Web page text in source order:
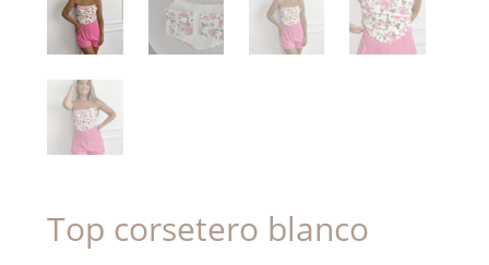
Top corsetero blanco